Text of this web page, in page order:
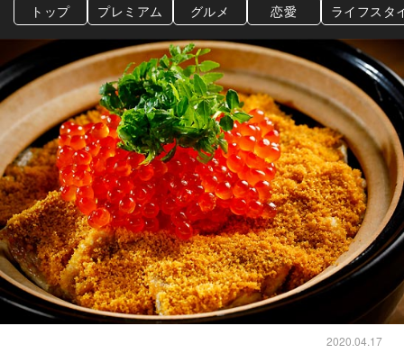
トップ プレミアム グルメ 恋愛 ライフスタ
2020.04.17